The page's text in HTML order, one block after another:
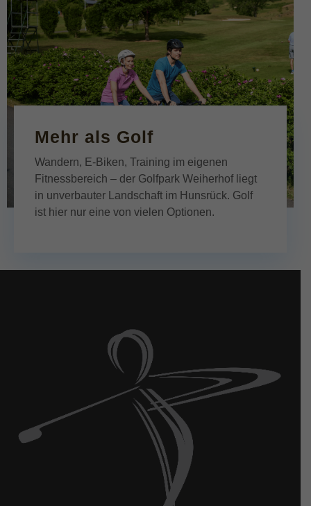
Mehr als Golf
Wandern, E-Biken, Training im eigenen
Fitnessbereich – der Golfpark Weiherhof liegt
in unverbauter Landschaft im Hunsrück. Golf
ist hier nur eine von vielen Optionen.